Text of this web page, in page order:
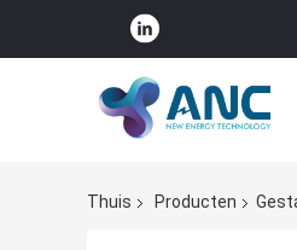
Thuis Producten